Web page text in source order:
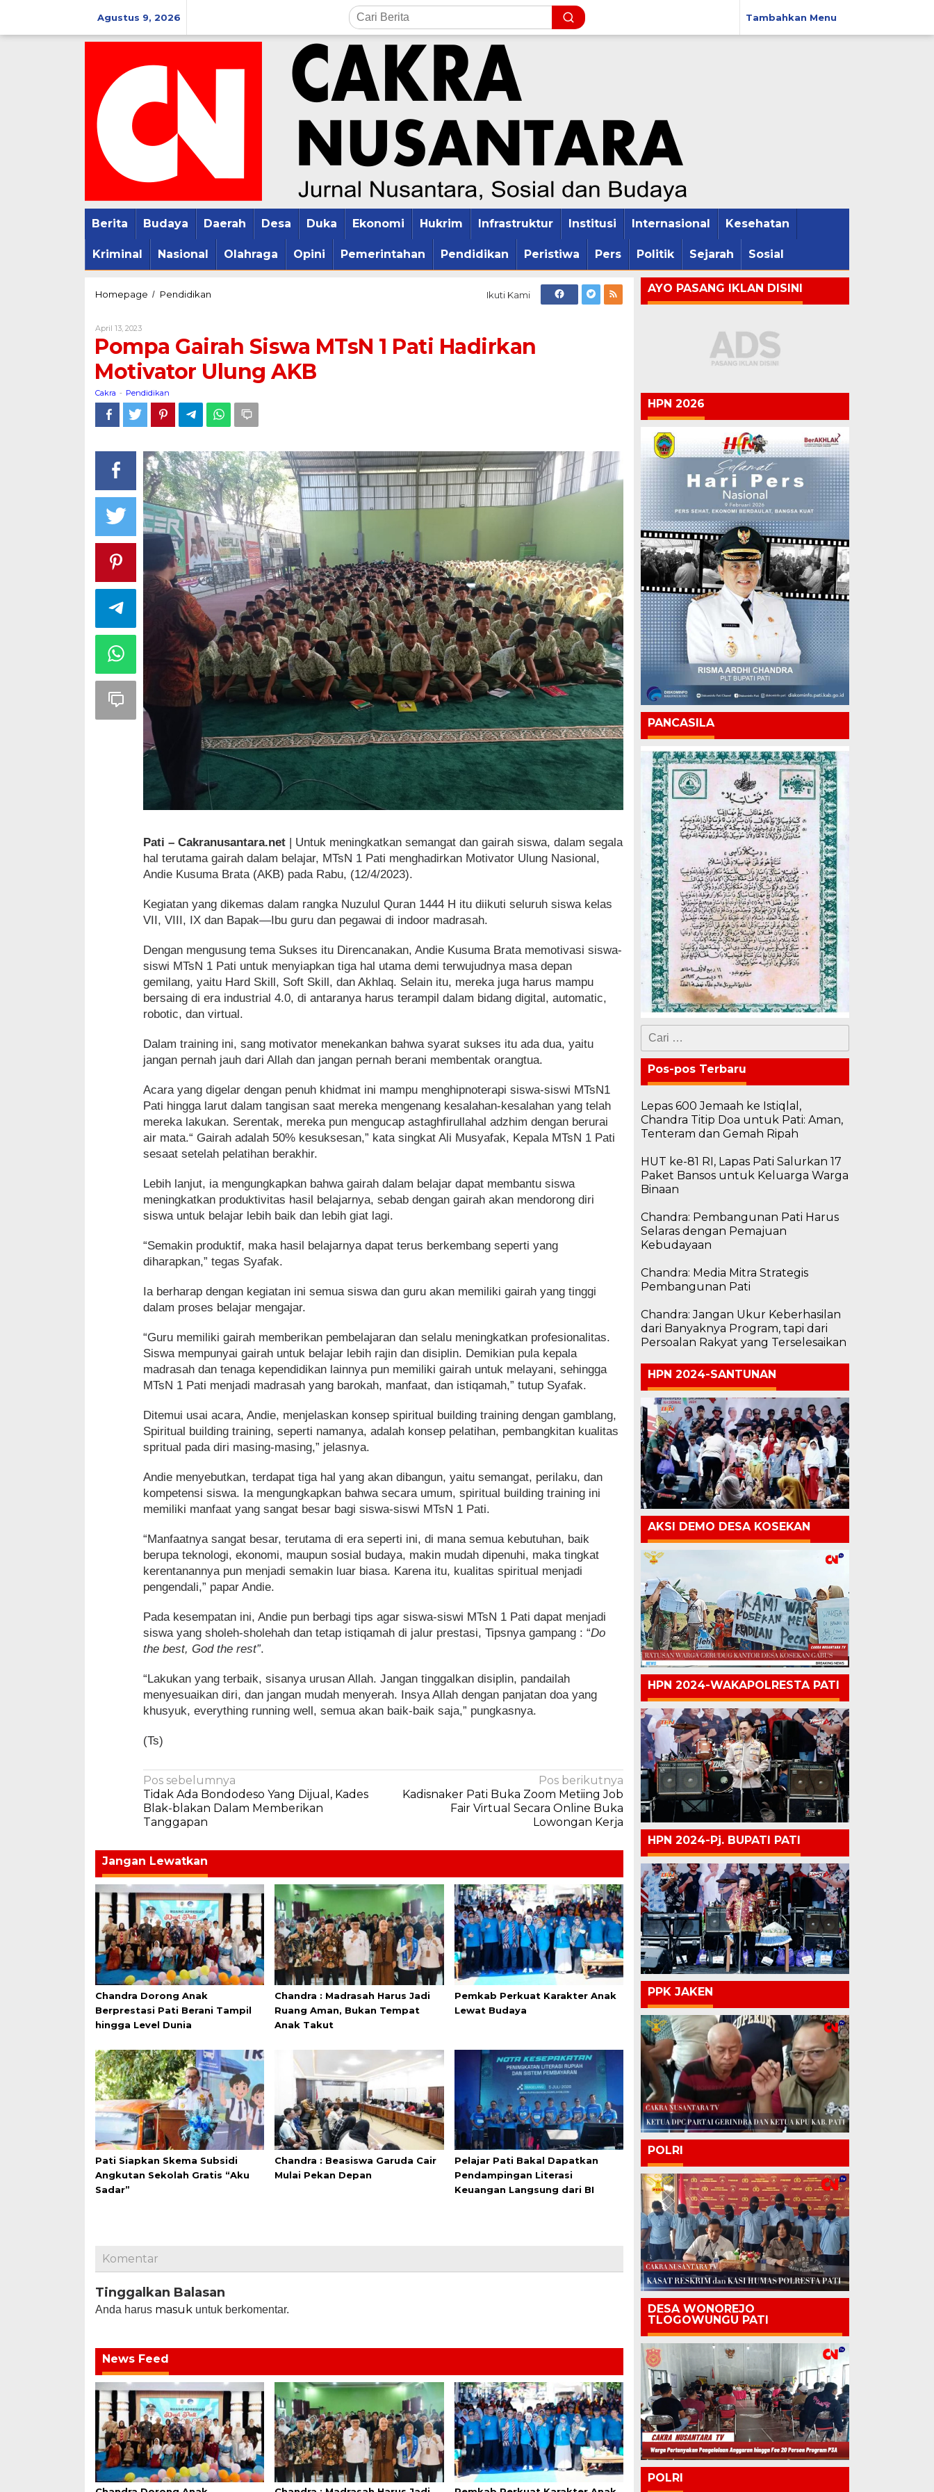
konten
Agustus 9, 2026 Tambahkan Menu
Berita Budaya Daerah Desa Duka Ekonomi Hukrim Infrastruktur Institusi Internasional Kesehatan
Kriminal Nasional Olahraga Opini Pemerintahan Pendidikan Peristiwa Pers Politik Sejarah Sosial
Homepage / Pendidikan
1
Pati
Hadirkan
Ulung
AKB
Ikuti Kami
April 13, 2023Oleh
Pompa Gairah Siswa MTsN 1 Pati Hadirkan
Motivator Ulung AKB
Cakra - Pendidikan
Pati – Cakranusantara.net | Untuk meningkatkan semangat dan gairah siswa, dalam segala
hal terutama gairah dalam belajar, MTsN 1 Pati menghadirkan Motivator Ulung Nasional,
Andie Kusuma Brata (AKB) pada Rabu, (12/4/2023).
Kegiatan yang dikemas dalam rangka Nuzulul Quran 1444 H itu diikuti seluruh siswa kelas
VII, VIII, IX dan Bapak—Ibu guru dan pegawai di indoor madrasah.
Dengan mengusung tema Sukses itu Direncanakan, Andie Kusuma Brata memotivasi siswa-
siswi MTsN 1 Pati untuk menyiapkan tiga hal utama demi terwujudnya masa depan
gemilang, yaitu Hard Skill, Soft Skill, dan Akhlaq. Selain itu, mereka juga harus mampu
bersaing di era industrial 4.0, di antaranya harus terampil dalam bidang digital, automatic,
robotic, dan virtual.
Dalam training ini, sang motivator menekankan bahwa syarat sukses itu ada dua, yaitu
jangan pernah jauh dari Allah dan jangan pernah berani membentak orangtua.
Acara yang digelar dengan penuh khidmat ini mampu menghipnoterapi siswa-siswi MTsN1
Pati hingga larut dalam tangisan saat mereka mengenang kesalahan-kesalahan yang telah
mereka lakukan. Serentak, mereka pun mengucap astaghfirullahal adzhim dengan berurai
air mata.“ Gairah adalah 50% kesuksesan,” kata singkat Ali Musyafak, Kepala MTsN 1 Pati
sesaat setelah pelatihan berakhir.
Lebih lanjut, ia mengungkapkan bahwa gairah dalam belajar dapat membantu siswa
meningkatkan produktivitas hasil belajarnya, sebab dengan gairah akan mendorong diri
siswa untuk belajar lebih baik dan lebih giat lagi.
“Semakin produktif, maka hasil belajarnya dapat terus berkembang seperti yang
diharapkan,” tegas Syafak.
Ia berharap dengan kegiatan ini semua siswa dan guru akan memiliki gairah yang tinggi
dalam proses belajar mengajar.
“Guru memiliki gairah memberikan pembelajaran dan selalu meningkatkan profesionalitas.
Siswa mempunyai gairah untuk belajar lebih rajin dan disiplin. Demikian pula kepala
madrasah dan tenaga kependidikan lainnya pun memiliki gairah untuk melayani, sehingga
MTsN 1 Pati menjadi madrasah yang barokah, manfaat, dan istiqamah,” tutup Syafak.
Ditemui usai acara, Andie, menjelaskan konsep spiritual building training dengan gamblang,
Spiritual building training, seperti namanya, adalah konsep pelatihan, pembangkitan kualitas
spritual pada diri masing-masing,” jelasnya.
Andie menyebutkan, terdapat tiga hal yang akan dibangun, yaitu semangat, perilaku, dan
kompetensi siswa. Ia mengungkapkan bahwa secara umum, spiritual building training ini
memiliki manfaat yang sangat besar bagi siswa-siswi MTsN 1 Pati.
“Manfaatnya sangat besar, terutama di era seperti ini, di mana semua kebutuhan, baik
berupa teknologi, ekonomi, maupun sosial budaya, makin mudah dipenuhi, maka tingkat
kerentanannya pun menjadi semakin luar biasa. Karena itu, kualitas spiritual menjadi
pengendali,” papar Andie.
Pada kesempatan ini, Andie pun berbagi tips agar siswa-siswi MTsN 1 Pati dapat menjadi
siswa yang sholeh-sholehah dan tetap istiqamah di jalur prestasi, Tipsnya gampang : “Do
the best, God the rest”.
“Lakukan yang terbaik, sisanya urusan Allah. Jangan tinggalkan disiplin, pandailah
menyesuaikan diri, dan jangan mudah menyerah. Insya Allah dengan panjatan doa yang
khusyuk, everything running well, semua akan baik-baik saja,” pungkasnya.
(Ts)
Navigasi
pos
Pos sebelumnya
Tidak Ada Bondodeso Yang Dijual, Kades
Blak-blakan Dalam Memberikan
Tanggapan
Pos berikutnya
Kadisnaker Pati Buka Zoom Metiing Job
Fair Virtual Secara Online Buka
Lowongan Kerja
Jangan Lewatkan
Chandra Dorong Anak
Berprestasi Pati Berani Tampil
hingga Level Dunia
Chandra : Madrasah Harus Jadi
Ruang Aman, Bukan Tempat
Anak Takut
Pemkab Perkuat Karakter Anak
Lewat Budaya
Pati Siapkan Skema Subsidi
Angkutan Sekolah Gratis “Aku
Sadar”
Chandra : Beasiswa Garuda Cair
Mulai Pekan Depan
Pelajar Pati Bakal Dapatkan
Pendampingan Literasi
Keuangan Langsung dari BI
Komentar
Tinggalkan Balasan
Anda harus masuk untuk berkomentar.
News Feed
AYO PASANG IKLAN DISINI
HPN 2026
PANCASILA
Cari
untuk:
Pos-pos Terbaru
Lepas 600 Jemaah ke Istiqlal,
Chandra Titip Doa untuk Pati: Aman,
Tenteram dan Gemah Ripah
HUT ke-81 RI, Lapas Pati Salurkan 17
Paket Bansos untuk Keluarga Warga
Binaan
Chandra: Pembangunan Pati Harus
Selaras dengan Pemajuan
Kebudayaan
Chandra: Media Mitra Strategis
Pembangunan Pati
Chandra: Jangan Ukur Keberhasilan
dari Banyaknya Program, tapi dari
Persoalan Rakyat yang Terselesaikan
HPN 2024-SANTUNAN
AKSI DEMO DESA KOSEKAN
HPN 2024-WAKAPOLRESTA PATI
HPN 2024-Pj. BUPATI PATI
PPK JAKEN
POLRI
DESA WONOREJO
TLOGOWUNGU PATI
POLRI